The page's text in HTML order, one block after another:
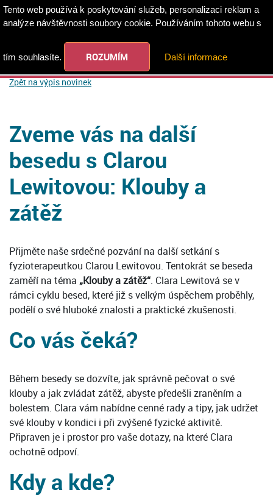
Zpět na výpis novinek
Zveme vás na další
besedu s Clarou
Lewitovou: Klouby a
zátěž
Přijměte naše srdečné pozvání na další setkání s
fyzioterapeutkou Clarou Lewitovou. Tentokrát se beseda
zaměří na téma „Klouby a zátěž“. Clara Lewitová se v
rámci cyklu besed, které již s velkým úspěchem proběhly,
podělí o své hluboké znalosti a praktické zkušenosti.
Co vás čeká?
Během besedy se dozvíte, jak správně pečovat o své
klouby a jak zvládat zátěž, abyste předešli zraněním a
bolestem. Clara vám nabídne cenné rady a tipy, jak udržet
své klouby v kondici i při zvýšené fyzické aktivitě.
Připraven je i prostor pro vaše dotazy, na které Clara
ochotně odpoví.
Kdy a kde?
Tento web používá k poskytování služeb, personalizaci reklam a
analýze návštěvnosti soubory cookie. Používáním tohoto webu s
tím souhlasíte. ROZUMÍM Další informace